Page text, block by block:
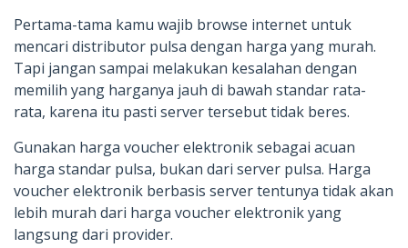
Pertama-tama kamu wajib browse internet untuk
mencari distributor pulsa dengan harga yang murah.
Tapi jangan sampai melakukan kesalahan dengan
memilih yang harganya jauh di bawah standar rata-
rata, karena itu pasti server tersebut tidak beres.
Gunakan harga voucher elektronik sebagai acuan
harga standar pulsa, bukan dari server pulsa. Harga
voucher elektronik berbasis server tentunya tidak akan
lebih murah dari harga voucher elektronik yang
langsung dari provider.